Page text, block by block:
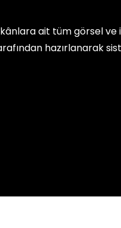
ait tüm görsel ve
hazırlanarak